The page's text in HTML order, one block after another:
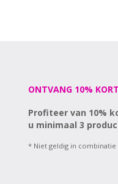
ONTVANG 10%
Profiteer van 10%
u minimaal 3
* Niet geldig in